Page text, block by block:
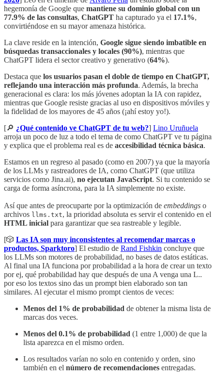
hegemonía de Google que mantiene su dominio global con un
77.9% de las consultas, ChatGPT ha capturado ya el 17.1%,
convirtiéndose en su mayor amenaza histórica.
La clave reside en la intención, Google sigue siendo imbatible en
búsquedas transaccionales y locales (90%), mientras que
ChatGPT lidera el sector creativo y generativo (64%).
Destaca que los usuarios pasan el doble de tiempo en ChatGPT,
reflejando una interacción más profunda. Además, la brecha
generacional es clara: los más jóvenes adoptan la IA con rapidez,
mientras que Google resiste gracias al uso en dispositivos móviles y
la fidelidad de los mayores de 45 años (¡ahí estoy yo!).
[🔎 ¿Qué contenido ve ChatGPT de tu web?] Lino Uruñuela
arroja un poco de luz a todo el tema de como ChatGPT ve tu página
y explica que el problema real es de accesibilidad técnica básica.
Estamos en un regreso al pasado (como en 2007) ya que la mayoría
de los LLMs y rastreadores de IA, como ChatGPT (que utiliza
servicios como Jina.ai), no ejecutan JavaScript. Si tu contenido se
carga de forma asíncrona, para la IA simplemente no existe.
Así que antes de preocuparte por la optimización de embeddings o
archivos llms.txt, la prioridad absoluta es servir el contenido en el
HTML inicial para garantizar que sea rastreable y legible.
[🎲 Las IA son muy inconsistentes al recomendar marcas o
productos, Sparktoro] El estudio de Rand Fishkin concluye que
los LLMs son motores de probabilidad, no bases de datos estáticas.
Al final una IA funciona por probabilidad a la hora de crear un texto
por ej, qué probabilidad hay que después de una A venga una L..
por eso los textos sino das un prompt bien elaborado son tan
similares. Al ejecutar el mismo prompt cientos de veces:
Menos del 1% de probabilidad de obtener la misma lista de
marcas dos veces.
Menos del 0.1% de probabilidad (1 entre 1,000) de que la
lista aparezca en el mismo orden.
Los resultados varían no solo en contenido y orden, sino
también en el número de recomendaciones entregadas.